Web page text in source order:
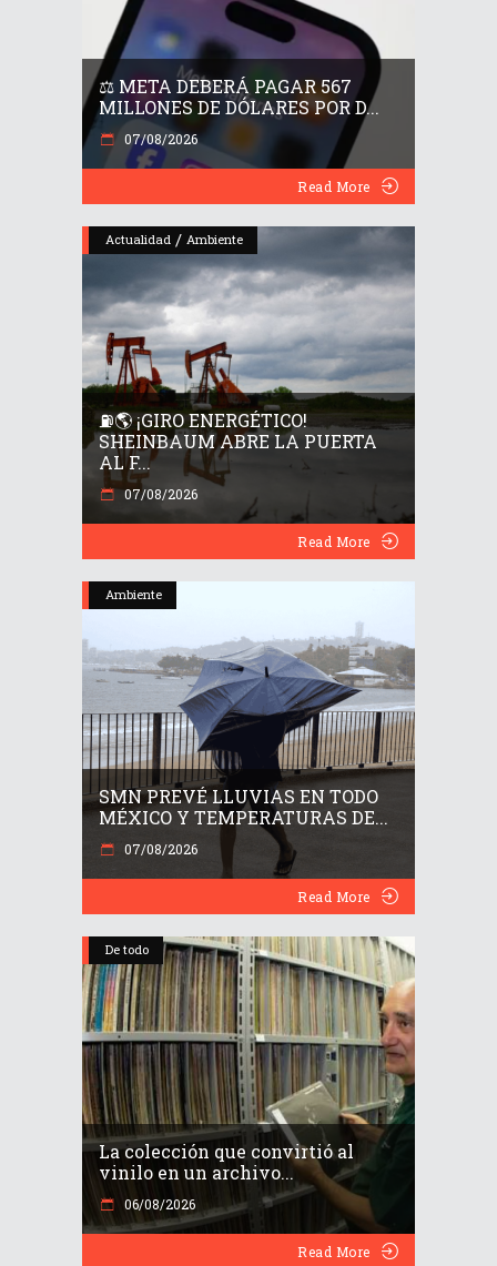
⚖️ META DEBERÁ PAGAR 567
MILLONES DE DÓLARES POR D...
07/08/2026
Read More
Actualidad / Ambiente
⛽🌎 ¡GIRO ENERGÉTICO!
SHEINBAUM ABRE LA PUERTA
AL F...
07/08/2026
Read More
Ambiente
SMN PREVÉ LLUVIAS EN TODO
MÉXICO Y TEMPERATURAS DE...
07/08/2026
Read More
De todo
La colección que convirtió al
vinilo en un archivo...
06/08/2026
Read More